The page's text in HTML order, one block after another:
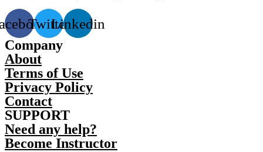
TwitterLinkedin
Company
About
Terms of Use
Privacy Policy
Contact
SUPPORT
Need any help?
Become Instructor